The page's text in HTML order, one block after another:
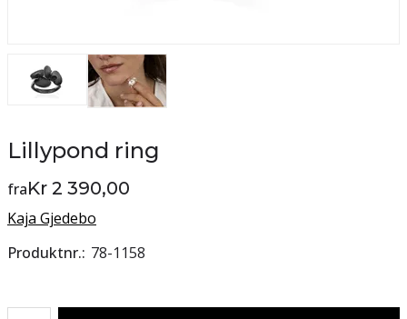
Lillypond ring
fraKr 2 390,00
Kaja Gjedebo
Produktnr. 78-1158